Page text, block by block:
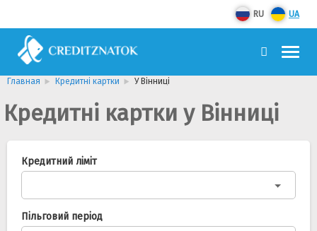
RU UA
Главная Кредитні картки У Вінниці
Кредитні картки у Вінниці
Кредитний ліміт
Пільговий період